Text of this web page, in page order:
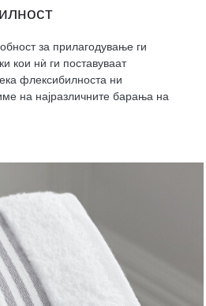
за прилагодување ги
кои нѝ ги поставуваат
флексибилноста ни
на најразличните барања на